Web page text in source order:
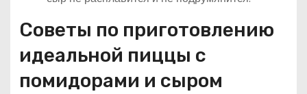
Советы по приготовлению
идеальной пиццы с
помидорами и сыром